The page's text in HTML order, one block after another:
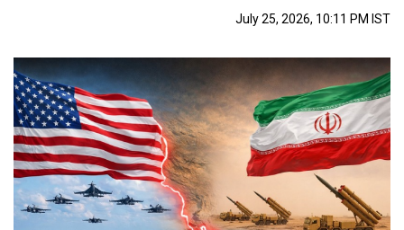
July 25, 2026, 10:11 PM IST